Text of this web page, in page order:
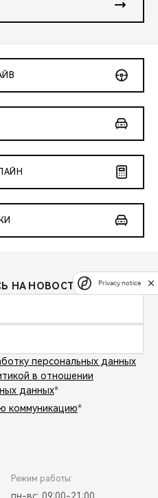
НА НОВОСТИ:
персональных данных
в отношении
данных*
коммуникацию*
Режим работы:
Privacy notice